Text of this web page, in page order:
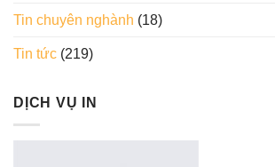
Tin chuyên nghành (18)
Tin tức (219)
DỊCH VỤ IN